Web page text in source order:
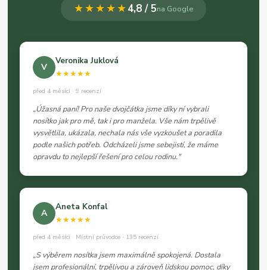
★★★★★4,8 / 5na Google
V
Veronika Juklová
★★★★★
před 4 měsíci · 9 recenzí
„Úžasná paní! Pro naše dvojčátka jsme díky ní vybrali
nosítko jak pro mě, tak i pro manžela. Vše nám trpělivě
vysvětlila, ukázala, nechala nás vše vyzkoušet a poradila
podle našich potřeb. Odcházeli jsme sebejistí, že máme
opravdu to nejlepší řešení pro celou rodinu."
A
Aneta Konfal
★★★★★
před 4 měsíci · Místní průvodce · 135 recenzí
„S výběrem nosítka jsem maximálně spokojená. Dostala
jsem profesionální, trpělivou a zároveň lidskou pomoc, díky